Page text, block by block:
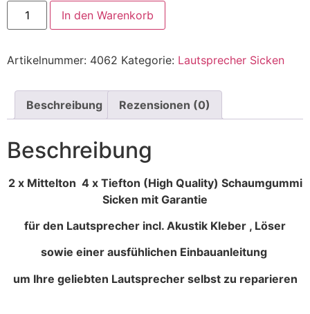
In den Warenkorb
Artikelnummer: 4062 Kategorie: Lautsprecher Sicken
Beschreibung Rezensionen (0)
Beschreibung
2 x Mittelton 4 x Tiefton (High Quality) Schaumgummi
Sicken mit Garantie
für den Lautsprecher incl. Akustik Kleber , Löser
sowie einer ausfühlichen Einbauanleitung
um Ihre geliebten Lautsprecher selbst zu reparieren